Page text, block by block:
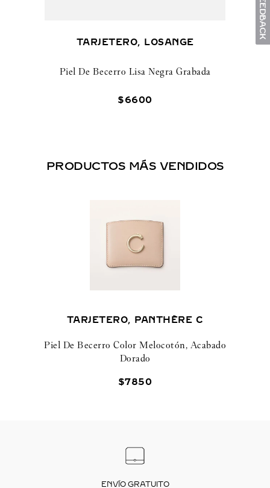
TARJETERO, LOSANGE
Piel De Becerro Lisa Negra Grabada
$6600
PRODUCTOS MÁS VENDIDOS
TARJETERO, PANTHÈRE C
Piel De Becerro Color Melocotón, Acabado
Dorado
$7850
ENVÍO GRATUITO